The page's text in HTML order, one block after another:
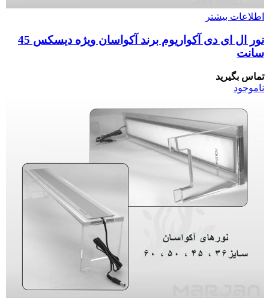
اطلاعات بیشتر
نور ال ای دی آکواریوم برند آکواسان ویژه دیسکس 45
سانت
تماس بگیرید
ناموجود